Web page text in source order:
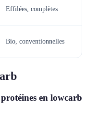
Effilées, complètes
Bio, conventionnelles
en lowcarb